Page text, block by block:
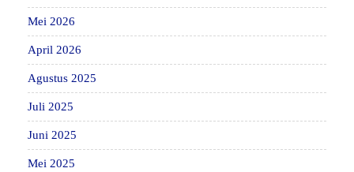
Mei 2026
April 2026
Agustus 2025
Juli 2025
Juni 2025
Mei 2025